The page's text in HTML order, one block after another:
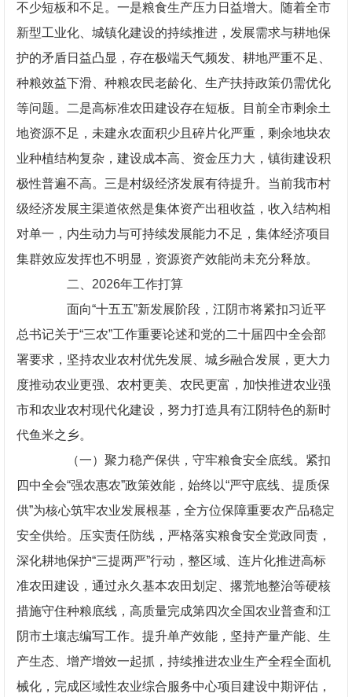
不少短板和不足。一是粮食生产压力日益增大。随着全市
新型工业化、城镇化建设的持续推进，发展需求与耕地保
护的矛盾日益凸显，存在极端天气频发、耕地严重不足、
种粮效益下滑、种粮农民老龄化、生产扶持政策仍需优化
等问题。二是高标准农田建设存在短板。目前全市剩余土
地资源不足，未建永农面积少且碎片化严重，剩余地块农
业种植结构复杂，建设成本高、资金压力大，镇街建设积
极性普遍不高。三是村级经济发展有待提升。当前我市村
级经济发展主渠道依然是集体资产出租收益，收入结构相
对单一，内生动力与可持续发展能力不足，集体经济项目
集群效应发挥也不明显，资源资产效能尚未充分释放。
二、2026年工作打算
面向“十五五”新发展阶段，江阴市将紧扣习近平
总书记关于“三农”工作重要论述和党的二十届四中全会部
署要求，坚持农业农村优先发展、城乡融合发展，更大力
度推动农业更强、农村更美、农民更富，加快推进农业强
市和农业农村现代化建设，努力打造具有江阴特色的新时
代鱼米之乡。
（一）聚力稳产保供，守牢粮食安全底线。紧扣
四中全会“强农惠农”政策效能，始终以“严守底线、提质保
供”为核心筑牢农业发展根基，全方位保障重要农产品稳定
安全供给。压实责任防线，严格落实粮食安全党政同责，
深化耕地保护“三提两严”行动，整区域、连片化推进高标
准农田建设，通过永久基本农田划定、撂荒地整治等硬核
措施守住种粮底线，高质量完成第四次全国农业普查和江
阴市土壤志编写工作。提升单产效能，坚持产量产能、生
产生态、增产增效一起抓，持续推进农业生产全程全面机
械化，完成区域性农业综合服务中心项目建设中期评估，